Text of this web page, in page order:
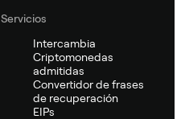
Servicios
Intercambia
Criptomonedas
admitidas
Convertidor de frases
de recuperación
EIPs